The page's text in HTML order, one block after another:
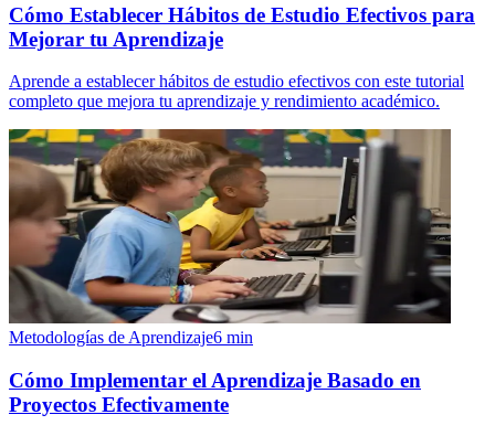
Cómo Establecer Hábitos de Estudio Efectivos para
Mejorar tu Aprendizaje
Aprende a establecer hábitos de estudio efectivos con este tutorial
completo que mejora tu aprendizaje y rendimiento académico.
Metodologías de Aprendizaje6 min
Cómo Implementar el Aprendizaje Basado en
Proyectos Efectivamente